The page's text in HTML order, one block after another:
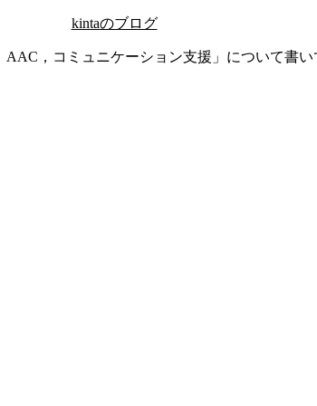
kintaのブログ
AAC，コミュニケーション支援」について書